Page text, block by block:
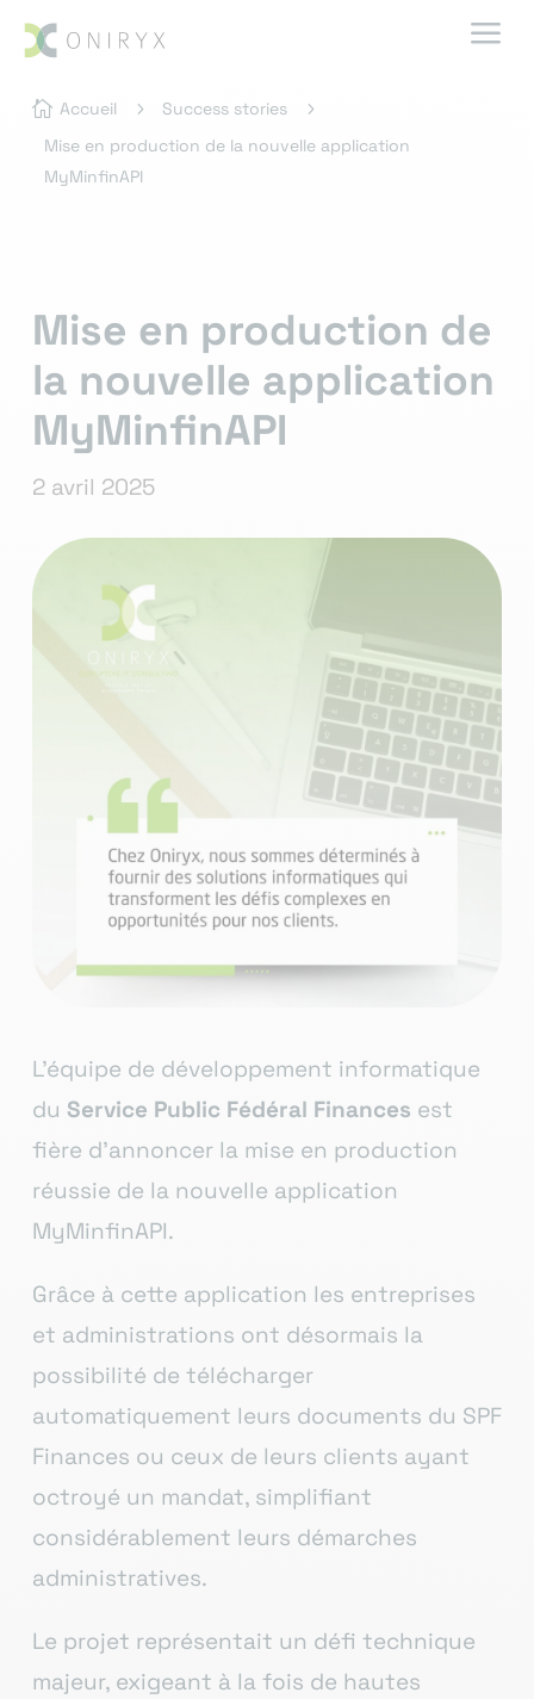
a
 Accueil 5 Success stories
5
Mise en production de la nouvelle application
MyMinfinAPI
Mise en production de
la nouvelle application
MyMinfinAPI
2 avril 2025
L’équipe de développement informatique
du Service Public Fédéral Finances est
fière d’annoncer la mise en production
réussie de la nouvelle application
MyMinfinAPI.
Grâce à cette application les entreprises
et administrations ont désormais la
possibilité de télécharger
automatiquement leurs documents du SPF
Finances ou ceux de leurs clients ayant
octroyé un mandat, simplifiant
considérablement leurs démarches
administratives.
Le projet représentait un défi technique
majeur, exigeant à la fois de hautes